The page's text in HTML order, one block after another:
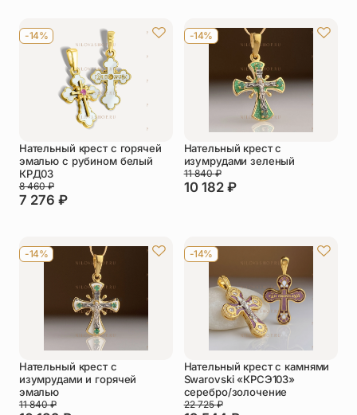
-14%
Нательный крест с горячей
эмалью с рубином белый
КРД03
7 276 ₽
8 460₽
-14%
Нательный крест с
изумрудами зеленый
10 182 ₽
11 840₽
-14%
Нательный крест с
изумрудами и горячей
эмалью
11 840₽
-14%
Нательный крест с камнями
Swarovski «КРСЭ103»
серебро/золочение
22 725₽